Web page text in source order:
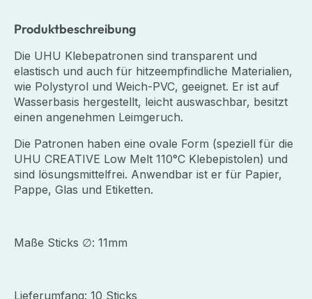
Produktbeschreibung
Die UHU Klebepatronen sind transparent und
elastisch und auch für hitzeempfindliche Materialien,
wie Polystyrol und Weich-PVC, geeignet. Er ist auf
Wasserbasis hergestellt, leicht auswaschbar, besitzt
einen angenehmen Leimgeruch.
Die Patronen haben eine ovale Form (speziell für die
UHU CREATIVE Low Melt 110°C Klebepistolen) und
sind lösungsmittelfrei. Anwendbar ist er für Papier,
Pappe, Glas und Etiketten.
Maße Sticks ∅: 11mm
Lieferumfang: 10 Sticks